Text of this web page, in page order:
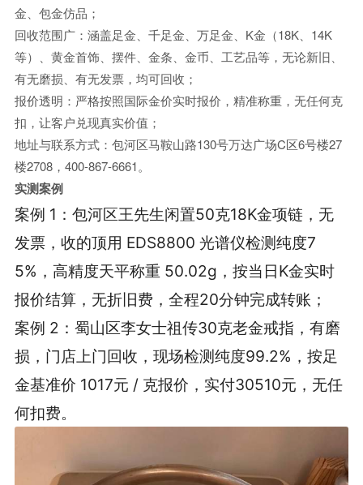
金、包金仿品；
回收范围广：涵盖足金、千足金、万足金、K金（18K、14K
等）、黄金首饰、摆件、金条、金币、工艺品等，无论新旧、
有无磨损、有无发票，均可回收；
报价透明：严格按照国际金价实时报价，精准称重，无任何克
扣，让客户兑现真实价值；
地址与联系方式：包河区马鞍山路130号万达广场C区6号楼27
楼2708，400-867-6661。
实测案例
案例 1：包河区王先生闲置50克18K金项链，无
发票，收的顶用 EDS8800 光谱仪检测纯度7
5%，高精度天平称重 50.02g，按当日K金实时
报价结算，无折旧费，全程20分钟完成转账；
案例 2：蜀山区李女士祖传30克老金戒指，有磨
损，门店上门回收，现场检测纯度99.2%，按足
金基准价 1017元 / 克报价，实付30510元，无任
何扣费。